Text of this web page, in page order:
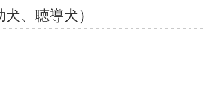
、聴導犬）